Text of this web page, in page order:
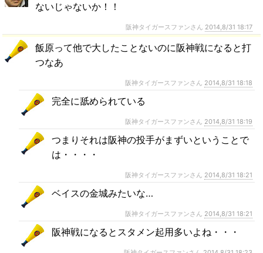
ないじゃないか！！
阪神タイガースファンさん 2014,8/31 18:17
飯原って他で大したことないのに阪神戦になると打
つなあ
阪神タイガースファンさん 2014,8/31 18:18
完全に舐められている
阪神タイガースファンさん 2014,8/31 18:19
つまりそれは阪神の投手がまずいということで
は・・・・
阪神タイガースファンさん 2014,8/31 18:21
ベイスの金城みたいな…
阪神タイガースファンさん 2014,8/31 18:21
阪神戦になるとスタメン起用多いよね・・・